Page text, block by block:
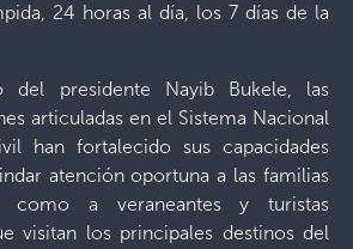
24 horas al día, los 7 días de la
del presidente Nayib Bukele, las
articuladas en el Sistema Nacional
han fortalecido sus capacidades
atención oportuna a las familias
como a veraneantes y turistas
visitan los principales destinos del